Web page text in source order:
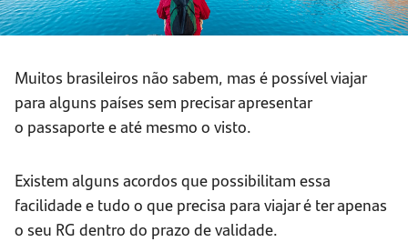
Muitos brasileiros não sabem, mas é possível viajar
para alguns países sem precisar apresentar
o passaporte e até mesmo o visto.
Existem alguns acordos que possibilitam essa
facilidade e tudo o que precisa para viajar é ter apenas
o seu RG dentro do prazo de validade.